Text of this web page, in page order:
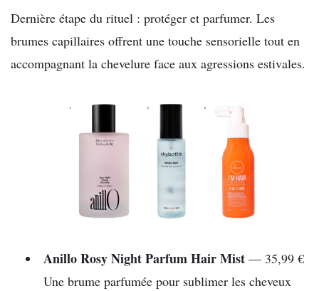
Dernière étape du rituel : protéger et parfumer. Les
brumes capillaires offrent une touche sensorielle tout en
accompagnant la chevelure face aux agressions estivales.
Anillo Rosy Night Parfum Hair Mist — 35,99 €
Une brume parfumée pour sublimer les cheveux